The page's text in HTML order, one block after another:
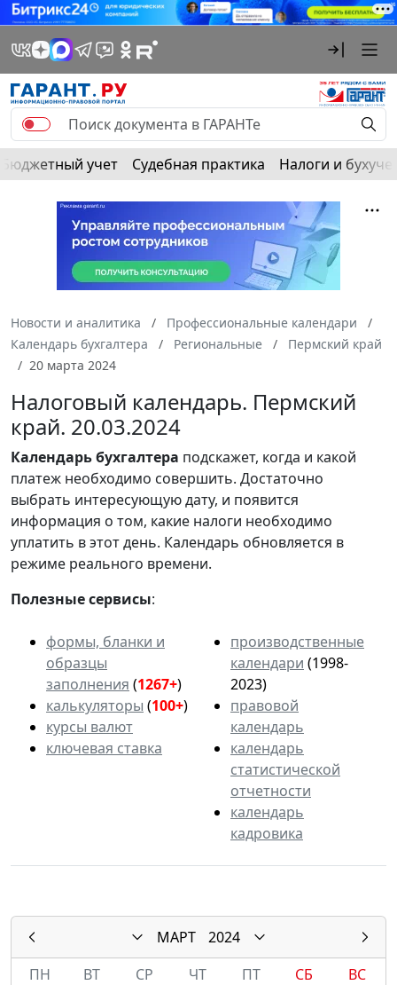
Бюджетный учет Судебная практика Налоги и
Новости и аналитика
Профессиональные календари
Календарь бухгалтера
Региональные
Пермский край
20 марта 2024
Налоговый календарь. Пермский
край. 20.03.2024
Календарьбухгалтера подскажет, когда и какой
платеж необходимо совершить. Достаточно
выбрать интересующую дату, и появится
информация о том, какие налоги необходимо
уплатить в этот день. Календарь обновляется в
режиме реального времени.
Полезные сервисы:
формы, бланки и
образцы
заполнения (1267+)
калькуляторы (100+)
курсы валют
ключевая ставка
производственные
календари (1998-
2023)
правовой
календарь
календарь
статистической
отчетности
календарь
кадровика
МАРТ
2024
ПН
ВТ СР ЧТ ПТ СБ
ВС